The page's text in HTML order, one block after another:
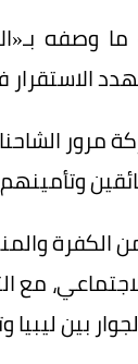
وصفه
مرور
الكفرة
بين ليبيا